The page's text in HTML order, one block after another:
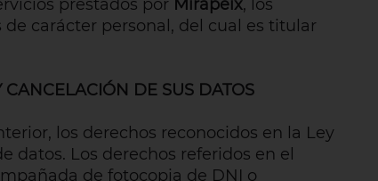
prestados por Mirapeix, los
carácter personal, del cual es titular
DE SUS DATOS
los derechos reconocidos en la Ley
datos. Los derechos referidos en el
de fotocopia de DNI o